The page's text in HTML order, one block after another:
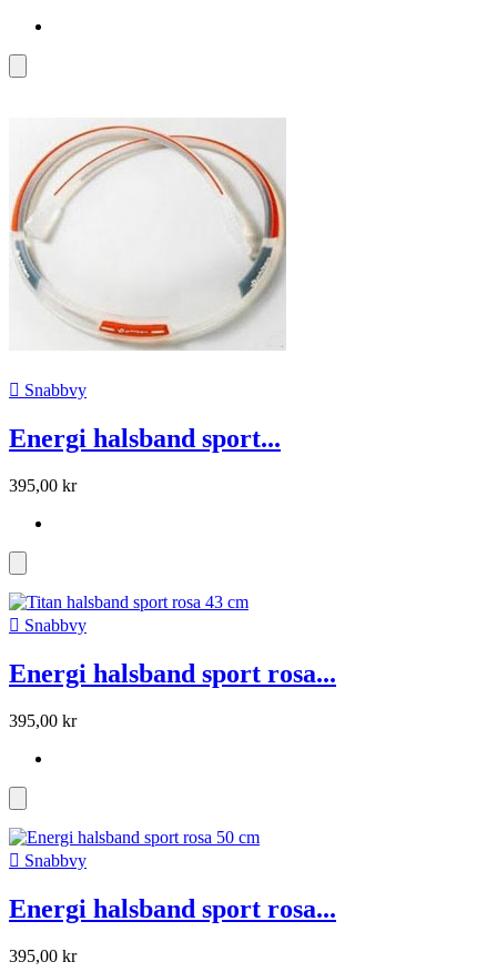
 Snabbvy
Energi halsband sport...
395,00 kr
 Snabbvy
Energi halsband sport rosa...
395,00 kr
 Snabbvy
Energi halsband sport rosa...
395,00 kr